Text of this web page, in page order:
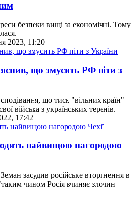
безпеки вищі за економічні. Тому
2023, 11:20
що змусить РФ піти з
що тиск "вільних країн"
війська з українських теренів.
17:42
найвищою нагородою
засудив російське вторгнення в
чином Росія вчиняє злочин